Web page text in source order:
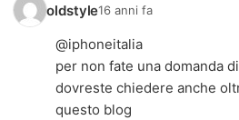
oldstyle16 anni fa
@iphoneitalia
per non fate una domanda
dovreste chiedere anche
questo blog